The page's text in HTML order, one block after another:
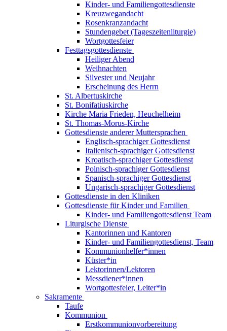
Kinder- und Familiengottesdienste
Kreuzwegandacht
Rosenkranzandacht
Stundengebet (Tageszeitenliturgie)
Wortgottesfeier
Festtagsgottesdienste
Heiliger Abend
Weihnachten
Silvester und Neujahr
Erscheinung des Herrn
St. Albertuskirche
St. Bonifatiuskirche
Kirche Maria Frieden, Heuchelheim
St. Thomas-Morus-Kirche
Gottesdienste anderer Muttersprachen
Englisch-sprachiger Gottesdienst
Italienisch-sprachiger Gottesdienst
Kroatisch-sprachiger Gottesdienst
Polnisch-sprachiger Gottesdienst
Spanisch-sprachiger Gottesdienst
Ungarisch-sprachiger Gottesdienst
Gottesdienste in den Kliniken
Gottesdienste für Kinder und Familien
Kinder- und Familiengottesdienst Team
Liturgische Dienste
Kantorinnen und Kantoren
Kinder- und Familiengottesdienst, Team
Kommunionhelfer*innen
Küster*in
Lektorinnen/Lektoren
Messdiener*innen
Wortgottesfeier, Leiter*in
Sakramente
Taufe
Kommunion
Erstkommunionvorbereitung